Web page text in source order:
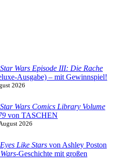
Star Wars Episode III: Die Rache
Ausgabe) – mit Gewinnspiel!
2026
Star Wars Comics Library Volume
von TASCHEN
2026
Eyes Like Stars von Ashley Poston
-Geschichte mit großen